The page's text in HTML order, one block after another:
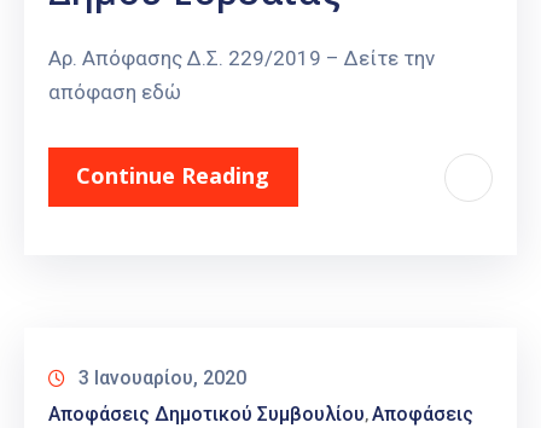
Αρ. Απόφασης Δ.Σ. 229/2019 – Δείτε την
απόφαση εδώ
Continue Reading
3 Ιανουαρίου, 2020
Αποφάσεις Δημοτικού Συμβουλίου‚Αποφάσεις